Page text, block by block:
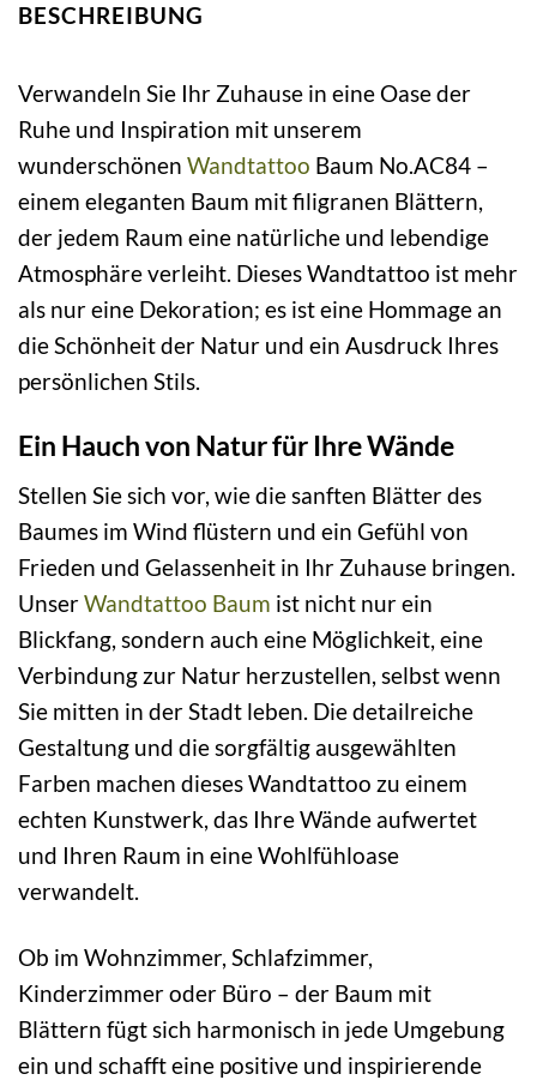
BESCHREIBUNG
Verwandeln Sie Ihr Zuhause in eine Oase der
Ruhe und Inspiration mit unserem
wunderschönen Wandtattoo Baum No.AC84 –
einem eleganten Baum mit filigranen Blättern,
der jedem Raum eine natürliche und lebendige
Atmosphäre verleiht. Dieses Wandtattoo ist mehr
als nur eine Dekoration; es ist eine Hommage an
die Schönheit der Natur und ein Ausdruck Ihres
persönlichen Stils.
Ein Hauch von Natur für Ihre Wände
Stellen Sie sich vor, wie die sanften Blätter des
Baumes im Wind flüstern und ein Gefühl von
Frieden und Gelassenheit in Ihr Zuhause bringen.
UnserWandtattoo Baum ist nicht nur ein
Blickfang, sondern auch eine Möglichkeit, eine
Verbindung zur Natur herzustellen, selbst wenn
Sie mitten in der Stadt leben. Die detailreiche
Gestaltung und die sorgfältig ausgewählten
Farben machen dieses Wandtattoo zu einem
echten Kunstwerk, das Ihre Wände aufwertet
und Ihren Raum in eine Wohlfühloase
verwandelt.
Ob im Wohnzimmer, Schlafzimmer,
Kinderzimmer oder Büro – der Baum mit
Blättern fügt sich harmonisch in jede Umgebung
ein und schafft eine positive und inspirierende